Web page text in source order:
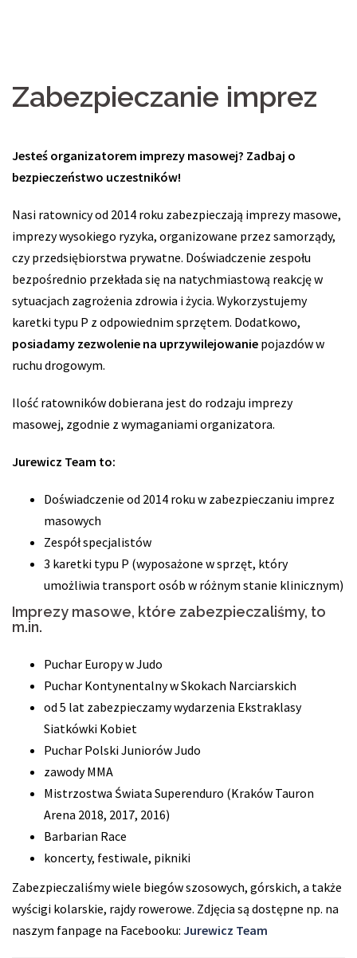
Zabezpieczanie imprez
Jesteś organizatorem imprezy masowej? Zadbaj o
bezpieczeństwo uczestników!
Nasi ratownicy od 2014 roku zabezpieczają imprezy masowe,
imprezy wysokiego ryzyka, organizowane przez samorządy,
czy przedsiębiorstwa prywatne. Doświadczenie zespołu
bezpośrednio przekłada się na natychmiastową reakcję w
sytuacjach zagrożenia zdrowia i życia. Wykorzystujemy
karetki typu P z odpowiednim sprzętem. Dodatkowo,
posiadamy zezwolenie na uprzywilejowanie pojazdów w
ruchu drogowym.
Ilość ratowników dobierana jest do rodzaju imprezy
masowej, zgodnie z wymaganiami organizatora.
Jurewicz Team to:
Doświadczenie od 2014 roku w zabezpieczaniu imprez
masowych
Zespół specjalistów
3 karetki typu P (wyposażone w sprzęt, który
umożliwia transport osób w różnym stanie klinicznym)
Imprezy masowe, które zabezpieczaliśmy, to
m.in.
Puchar Europy w Judo
Puchar Kontynentalny w Skokach Narciarskich
od 5 lat zabezpieczamy wydarzenia Ekstraklasy
Siatkówki Kobiet
Puchar Polski Juniorów Judo
zawody MMA
Mistrzostwa Świata Superenduro (Kraków Tauron
Arena 2018, 2017, 2016)
Barbarian Race
koncerty, festiwale, pikniki
Zabezpieczaliśmy wiele biegów szosowych, górskich, a także
wyścigi kolarskie, rajdy rowerowe. Zdjęcia są dostępne np. na
naszym fanpage na Facebooku: Jurewicz Team